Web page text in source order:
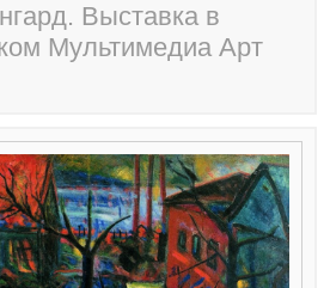
Выставка в
Мультимедиа Арт